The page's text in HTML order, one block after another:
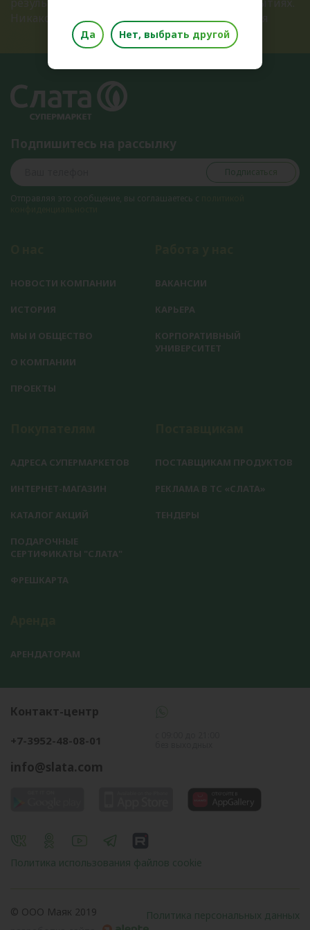
Никакого спама, только полезная информация
Подпишитесь на рассылку
Подписаться
Отправляя это сообщение, вы соглашаетесь с
НОВОСТИ КОМПАНИИ
ИСТОРИЯ
МЫ И ОБЩЕСТВО
О КОМПАНИИ
ПРОЕКТЫ
ВАКАНСИИ
КАРЬЕРА
КОРПОРАТИВНЫЙ
УНИВЕРСИТЕТ
АДРЕСА СУПЕРМАРКЕТОВ
ИНТЕРНЕТ-МАГАЗИН
КАТАЛОГ АКЦИЙ
ПОДАРОЧНЫЕ
СЕРТИФИКАТЫ "СЛАТА"
ФРЕШКАРТА
ПОСТАВЩИКАМ ПРОДУКТОВ
РЕКЛАМА В ТС «СЛАТА»
ТЕНДЕРЫ
АРЕНДАТОРАМ
Контакт-центр
+7-3952-48-08-01
info@slata.com
Политика использования файлов cookie
© OOO Маяк 2019
Политика персональных данных
Да Нет, выбрать другой